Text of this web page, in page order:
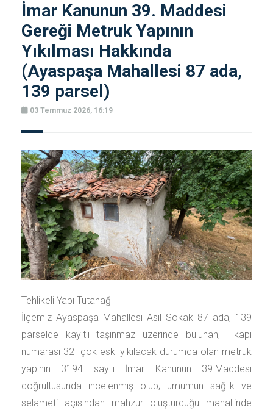
İmar Kanunun 39. Maddesi
Gereği Metruk Yapının
Yıkılması Hakkında
(Ayaspaşa Mahallesi 87 ada,
139 parsel)
03 Temmuz 2026, 16:19
Tehlikeli Yapı Tutanağı
İlçemiz Ayaspaşa Mahallesi Asıl Sokak 87 ada, 139
parselde kayıtlı taşınmaz üzerinde bulunan, kapı
numarası 32 çok eski yıkılacak durumda olan metruk
yapının 3194 sayılı İmar Kanunun 39.Maddesi
doğrultusunda incelenmiş olup; umumun sağlık ve
selameti açısından mahzur oluşturduğu mahallinde